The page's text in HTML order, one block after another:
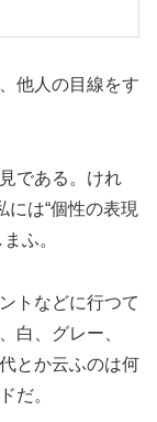
他人の目線をす
である。けれ
には“個性の表現
ふ。
トなどに行つて
白、グレー、
とか云ふのは何
だ。